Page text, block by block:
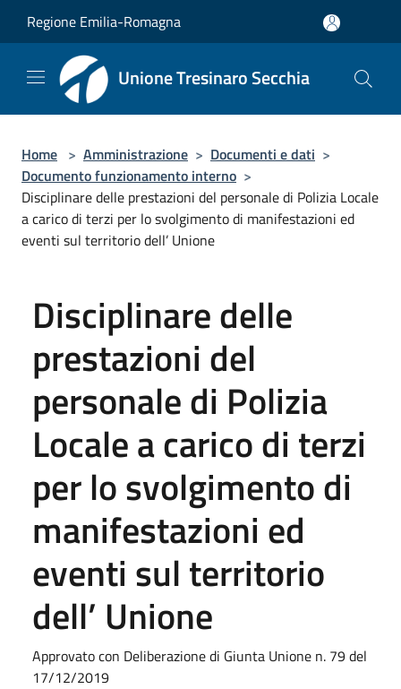
Regione Emilia-Romagna
Unione Tresinaro Secchia
Home > Amministrazione > Documenti e dati >
Documento funzionamento interno >
Disciplinare delle prestazioni del personale di Polizia Locale
a carico di terzi per lo svolgimento di manifestazioni ed
eventi sul territorio dell’ Unione
Disciplinare delle
prestazioni del
personale di Polizia
Locale a carico di terzi
per lo svolgimento di
manifestazioni ed
eventi sul territorio
dell’ Unione
Approvato con Deliberazione di Giunta Unione n. 79 del
17/12/2019